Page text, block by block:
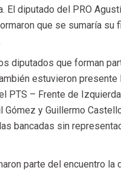
El diputado del PRO
que se sumaría su
diputados que forman
estuvieron
PTS – Frente de
Gómez y Guillermo
bancadas sin
parte del encuentro la